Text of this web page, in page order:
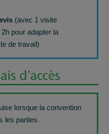
(avec 1 visite
pour adapter la
de travail)
d’accès
lorsque la convention
les parties.